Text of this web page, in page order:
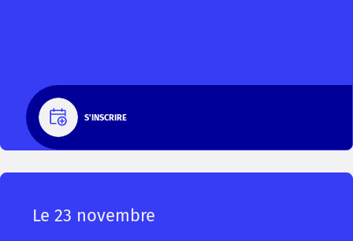
S'INSCRIRE
Le 23 novembre